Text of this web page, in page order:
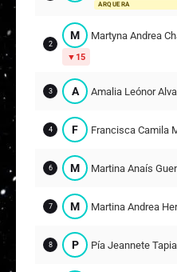
12
M Matilda Ignacia
1
13 R
V
10
15
I
7
16 A Amelia Paz
ARQUERA
2
M Martyna Andrea
15
3 A Amalia Leónor
4 F Francisca Camila
6 M Martina Anaís
7 M Martina Andrea
8 P Pía Jeannete